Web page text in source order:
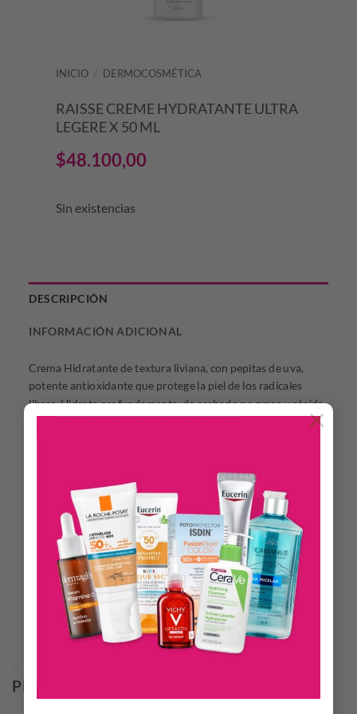
×
INICIO / DERMOCOSMÉTICA
RAISSE CREME HYDRATANTE ULTRA
LEGERE X 50 ML
$48.100,00
Sin existencias
DESCRIPCIÓN
INFORMACIÓN ADICIONAL
Crema Hidratante de textura liviana, con pepitas de uva,
potente antioxidante que protege la piel de los radicales
libres. Hidrata profundamente, de acabado no graso y rápida
absorción, proporcionando humectación en un solo uso. Con
Ácido Hialurónico potente hidratante y preventivo de las
Características: Crema. Soluciona: Piel deshidratada, perdida
de elasticidad. Edad: +20 Tipo de piel: Todo tipo de piel.
Formulación: Sin parabenos, ni colorante. Activos: Ácido
Hialurónico, pepitas de uva. Aplicar sobre el rostro, limpio y
seco, por la mañana y/o noche con pequeños toquecitos.
Productos Relacionados
PRODUCTOS RELACIONADOS